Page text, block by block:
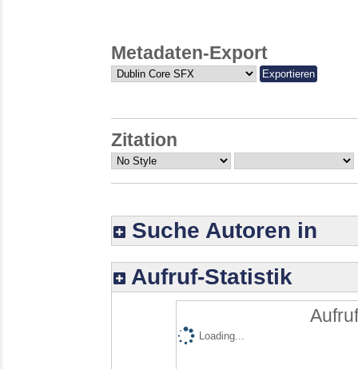
Metadaten-Export
Zitation
Suche Autoren in
Aufruf-Statistik
Loading...